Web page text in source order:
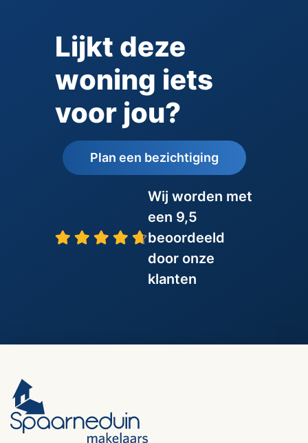
Lijkt deze
woning iets
voor jou?
Plan een bezichtiging
Wij worden met
een 9,5
beoordeeld
door onze
klanten